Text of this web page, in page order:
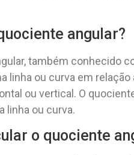
angular?
também conhecido
linha ou curva em
ou vertical. O
linha ou curva.
o quociente